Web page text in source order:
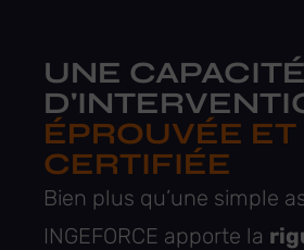
UNE CAPACITÉ
ÉPROUVÉE ET
CERTIFIÉE
Bien plus qu’une simple
INGEFORCE apporte la